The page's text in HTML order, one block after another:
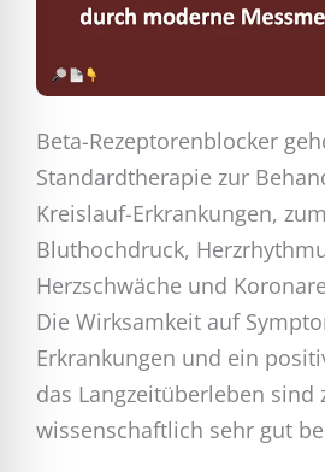
Beta-Rezeptorenblocker
Standardtherapie zur
Kreislauf-Erkrankungen,
Bluthochdruck,
Herzschwäche und
Die Wirksamkeit auf
Erkrankungen und ein
das Langzeitüberleben sind
wissenschaftlich sehr gut